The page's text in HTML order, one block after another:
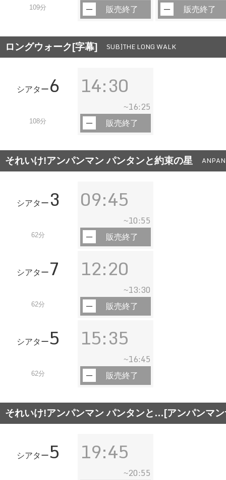
109分 販売終了 販売終了
ロングウォーク[字幕] SUB]THE LONG WALK
シアター 6
108分
14:30
~16:25
販売終了
それいけ!アンパンマン パンタンと約束の星
シアター 3
62分
09:45
~10:55
販売終了
シアター 7
62分
12:20
~13:30
販売終了
シアター5
62分
15:35
~16:45
販売終了
それいけ!アンパンマン パンタンと…[アンパンマン
シアター5 19:45
~20:55